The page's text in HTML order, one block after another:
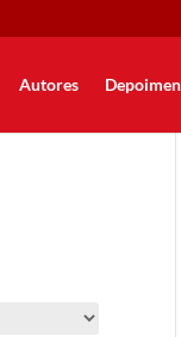
Autores